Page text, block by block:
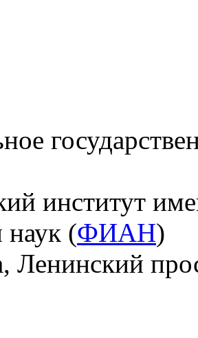
институт
наук (ФИАН)
Ленинский